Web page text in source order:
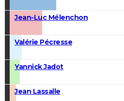
Jean-Luc Mélenchon
Valérie Pécresse
Yannick Jadot
Jean Lassalle